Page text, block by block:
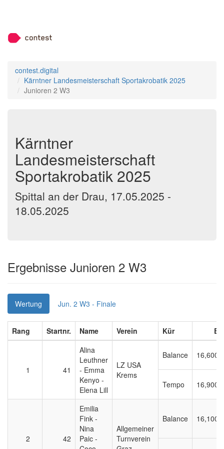
contest.digital
Kärntner Landesmeisterschaft Sportakrobatik 2025
Junioren 2 W3
Kärntner
Landesmeisterschaft
Sportakrobatik 2025
Spittal an der Drau, 17.05.2025 -
18.05.2025
Ergebnisse Junioren 2 W3
Wertung Jun. 2 W3 - Finale
Rang Startnr. Name Verein Kür E
1 41
Alina
Leuthner
- Emma
Kenyo -
Elena Lill
LZ USA
Krems
Balance 16,600
Tempo 16,900
2 42
Emilia
Fink -
Nina
Paic -
Allgemeiner
Turnverein
Balance 16,100